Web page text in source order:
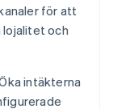
för att
lojalitet och
intäkterna